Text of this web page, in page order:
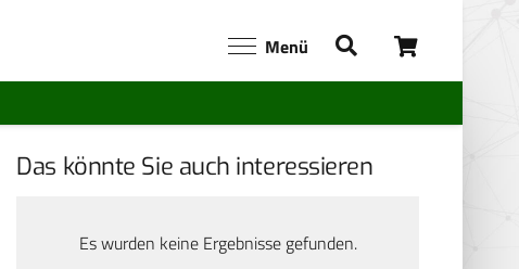
Menü
Das könnte Sie auch interessieren
Es wurden keine Ergebnisse gefunden.